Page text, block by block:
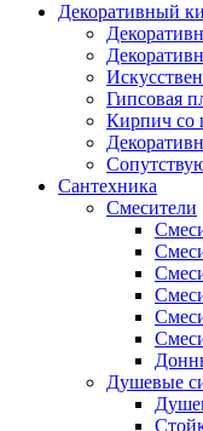
Декоративный
Гипсовая
Кирпич со
Сантехника
Смесители
Душевые